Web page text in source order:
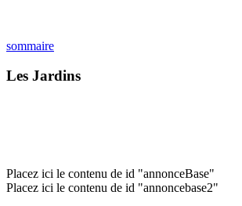
sommaire
Les Jardins
Placez ici le contenu de id "annonceBase"
Placez ici le contenu de id "annoncebase2"